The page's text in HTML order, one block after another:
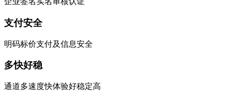
支付安全
明码标价支付及信息安全
多快好稳
通道多速度快体验好稳定高